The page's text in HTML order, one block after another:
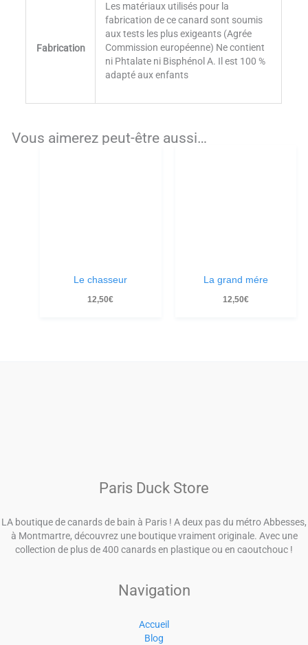
Fabrication
Les matériaux utilisés pour la
fabrication de ce canard sont soumis
aux tests les plus exigeants (Agrée
Commission européenne) Ne contient
ni Phtalate ni Bisphénol A. Il est 100 %
adapté aux enfants
Vous aimerez peut-être aussi…
Le chasseur
12,50€
La grand mére
12,50€
Paris Duck Store
LA boutique de canards de bain à Paris ! A deux pas du métro Abbesses,
à Montmartre, découvrez une boutique vraiment originale. Avec une
collection de plus de 400 canards en plastique ou en caoutchouc !
Navigation
Accueil
Blog